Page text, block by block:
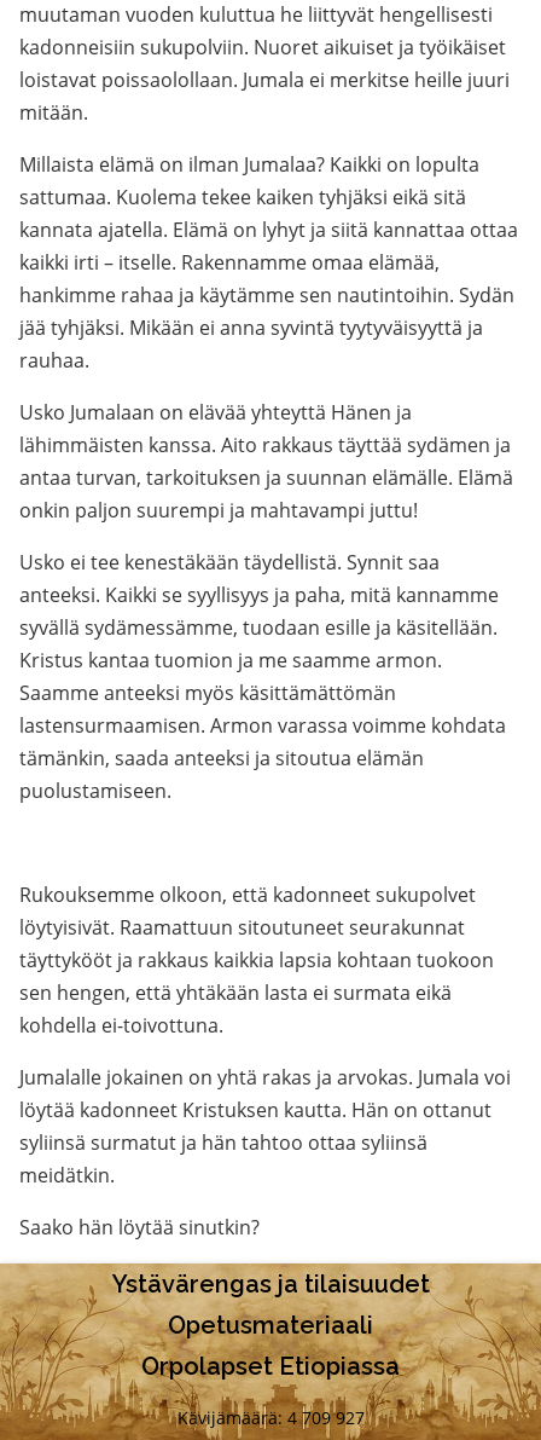
muutaman vuoden kuluttua he liittyvät hengellisesti
kadonneisiin sukupolviin. Nuoret aikuiset ja työikäiset
loistavat poissaolollaan. Jumala ei merkitse heille juuri
mitään.
Millaista elämä on ilman Jumalaa? Kaikki on lopulta
sattumaa. Kuolema tekee kaiken tyhjäksi eikä sitä
kannata ajatella. Elämä on lyhyt ja siitä kannattaa ottaa
kaikki irti – itselle. Rakennamme omaa elämää,
hankimme rahaa ja käytämme sen nautintoihin. Sydän
jää tyhjäksi. Mikään ei anna syvintä tyytyväisyyttä ja
rauhaa.
Usko Jumalaan on elävää yhteyttä Hänen ja
lähimmäisten kanssa. Aito rakkaus täyttää sydämen ja
antaa turvan, tarkoituksen ja suunnan elämälle. Elämä
onkin paljon suurempi ja mahtavampi juttu!
Usko ei tee kenestäkään täydellistä. Synnit saa
anteeksi. Kaikki se syyllisyys ja paha, mitä kannamme
syvällä sydämessämme, tuodaan esille ja käsitellään.
Kristus kantaa tuomion ja me saamme armon.
Saamme anteeksi myös käsittämättömän
lastensurmaamisen. Armon varassa voimme kohdata
tämänkin, saada anteeksi ja sitoutua elämän
puolustamiseen.
Rukouksemme olkoon, että kadonneet sukupolvet
löytyisivät. Raamattuun sitoutuneet seurakunnat
täyttykööt ja rakkaus kaikkia lapsia kohtaan tuokoon
sen hengen, että yhtäkään lasta ei surmata eikä
kohdella ei-toivottuna.
Jumalalle jokainen on yhtä rakas ja arvokas. Jumala voi
löytää kadonneet Kristuksen kautta. Hän on ottanut
syliinsä surmatut ja hän tahtoo ottaa syliinsä
meidätkin.
Saako hän löytää sinutkin?
Ystävärengas ja tilaisuudet
Opetusmateriaali
Orpolapset Etiopiassa
Kävijämäärä: 4 709 927